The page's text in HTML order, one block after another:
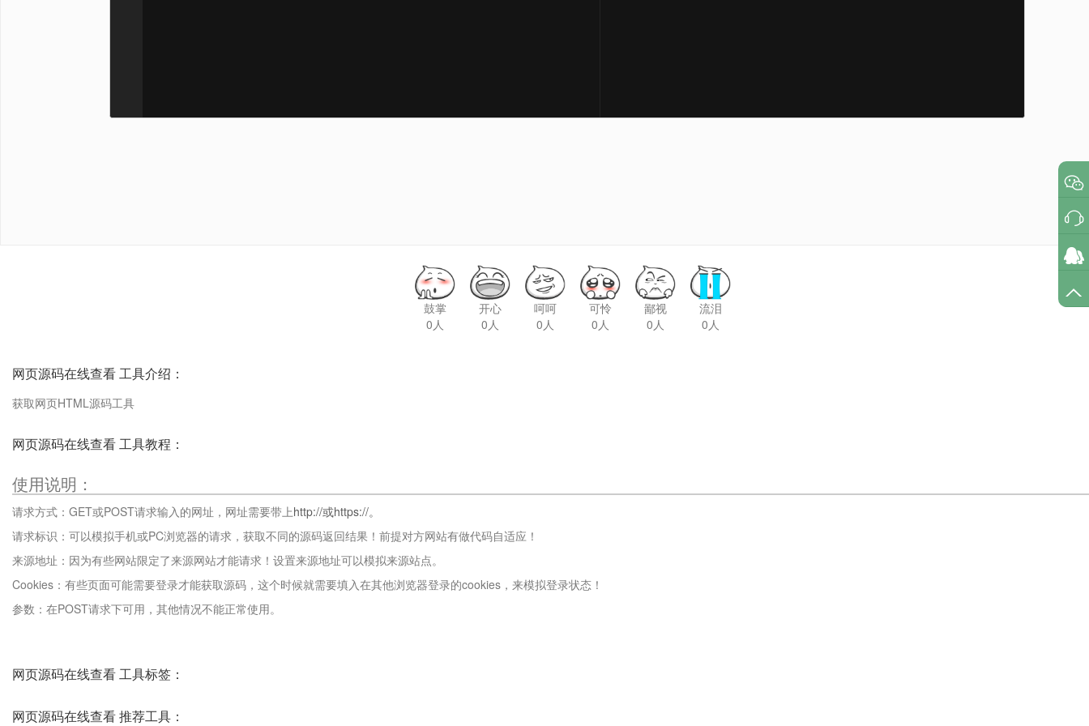
鼓掌
0人
开心
0人
呵呵
0人
可怜
0人
鄙视
0人
流泪
0人
网页源码在线查看 工具介绍：
获取网页HTML源码工具
网页源码在线查看 工具教程：
使用说明：
请求方式：GET或POST请求输入的网址，网址需要带上http://或https://。
请求标识：可以模拟手机或PC浏览器的请求，获取不同的源码返回结果！前提对方网站有做代码自适应！
来源地址：因为有些网站限定了来源网站才能请求！设置来源地址可以模拟来源站点。
Cookies：有些页面可能需要登录才能获取源码，这个时候就需要填入在其他浏览器登录的cookies，来模拟登录状态！
参数：在POST请求下可用，其他情况不能正常使用。
网页源码在线查看 工具标签：
网页源码在线查看 推荐工具：